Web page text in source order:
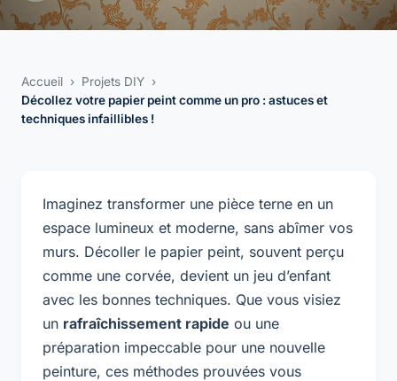
Accueil › Projets DIY ›
Décollez votre papier peint comme un pro : astuces et
techniques infaillibles !
Imaginez transformer une pièce terne en un
espace lumineux et moderne, sans abîmer vos
murs. Décoller le papier peint, souvent perçu
comme une corvée, devient un jeu d’enfant
avec les bonnes techniques. Que vous visiez
un rafraîchissement rapide ou une
préparation impeccable pour une nouvelle
peinture, ces méthodes prouvées vous